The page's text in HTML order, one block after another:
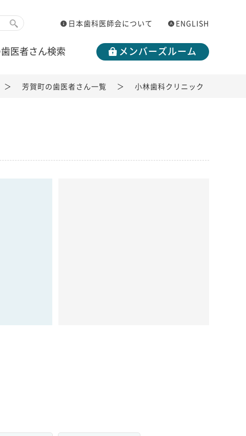
日本歯科医師会について ENGLISH
医者さん検索 メンバーズルーム
芳賀町の歯医者さん一覧 小林歯科クリニック